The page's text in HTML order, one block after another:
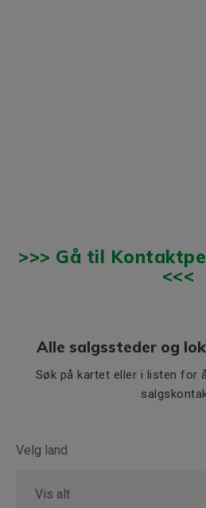
>>> Gå til
<<<
Alle salgssteder og
Søk på kartet eller i listen for
Velg land